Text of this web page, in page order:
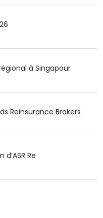
à Singapour
Reinsurance Brokers
Re